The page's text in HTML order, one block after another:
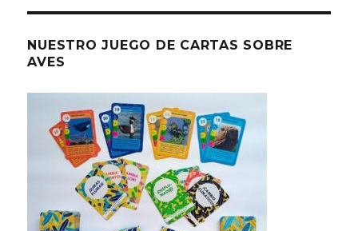
NUESTRO JUEGO DE CARTAS SOBRE
AVES